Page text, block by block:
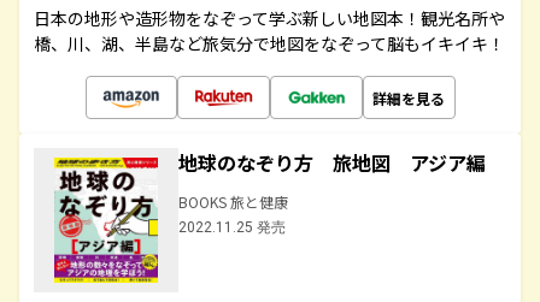
日本の地形や造形物をなぞって学ぶ新しい地図本！観光名所や
橋、川、湖、半島など旅気分で地図をなぞって脳もイキイキ！
詳細を見る
地球のなぞり方 旅地図 アジア編
BOOKS 旅と健康
2022.11.25 発売